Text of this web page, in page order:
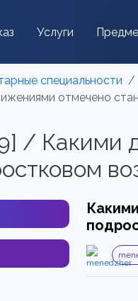
Услуги
специальности
отмечено
/ Какими